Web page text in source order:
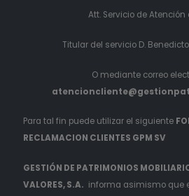
Att. Servicio de Atención
Titular del servicio D.
O mediante correo
Para tal fin puede utilizar el siguiente
RECLAMACION CLIENTES GPM SV
GESTIÓN DE PATRIMONIOS
VALORES, S.A. informa asimismo que